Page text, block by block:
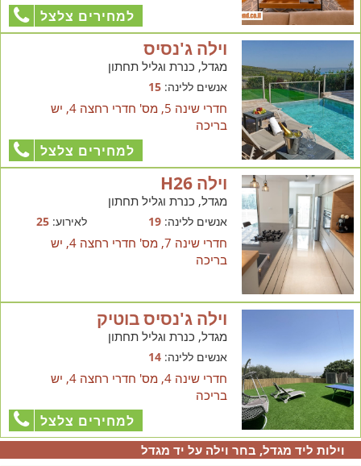
למחירים צלצל
וילה ג'נסיס
מגדל, כנרת וגליל תחתון
אנשים ללינה:15
חדרי שינה 5, מס' חדרי רחצה 4, יש
בריכה
למחירים צלצל
וילה H26
מגדל, כנרת וגליל תחתון
אנשים ללינה:19 לאירוע:25
חדרי שינה 7, מס' חדרי רחצה 4, יש
בריכה
וילה ג'נסיס בוטיק
מגדל, כנרת וגליל תחתון
אנשים ללינה:14
חדרי שינה 4, מס' חדרי רחצה 4, יש
בריכה
למחירים צלצל
וילות ליד מגדל, בחר וילה על יד מגדל